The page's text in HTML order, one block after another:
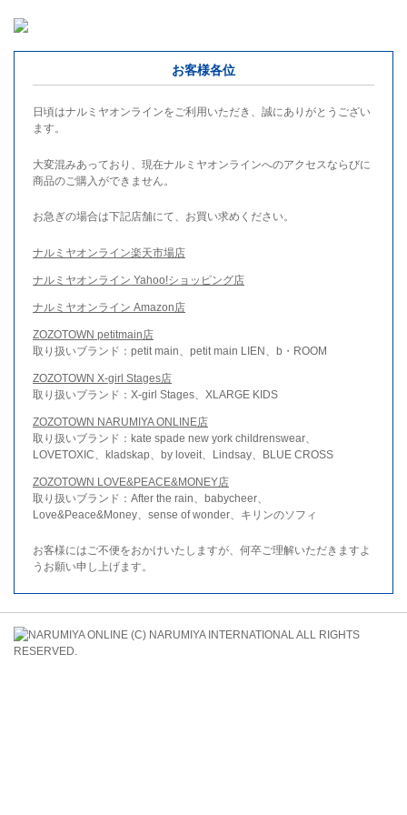
お客様各位
日頃はナルミヤオンラインをご利用いただき、誠にありがとうござい
ます。
大変混みあっており、現在ナルミヤオンラインへのアクセスならびに
商品のご購入ができません。
お急ぎの場合は下記店舗にて、お買い求めください。
ナルミヤオンライン楽天市場店
ナルミヤオンライン Yahoo!ショッピング店
ナルミヤオンライン Amazon店
ZOZOTOWN petitmain店
取り扱いブランド：petit main、petit main LIEN、b・ROOM
ZOZOTOWN X-girl Stages店
取り扱いブランド：X-girl Stages、XLARGE KIDS
ZOZOTOWN NARUMIYA ONLINE店
取り扱いブランド：kate spade new york childrenswear、
LOVETOXIC、kladskap、by loveit、Lindsay、BLUE CROSS
ZOZOTOWN LOVE&PEACE&MONEY店
取り扱いブランド：After the rain、babycheer、
Love&Peace&Money、sense of wonder、キリンのソフィ
お客様にはご不便をおかけいたしますが、何卒ご理解いただきますよ
うお願い申し上げます。